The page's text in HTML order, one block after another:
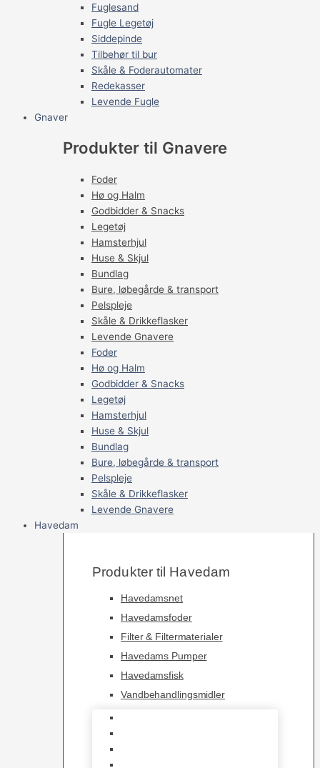
Fuglesand
Fugle Legetøj
Siddepinde
Tilbehør til bur
Skåle & Foderautomater
Redekasser
Levende Fugle
Gnaver
Produkter til Gnavere
Foder
Hø og Halm
Godbidder & Snacks
Legetøj
Hamsterhjul
Huse & Skjul
Bundlag
Bure, løbegårde & transport
Pelspleje
Skåle & Drikkeflasker
Levende Gnavere
Foder
Hø og Halm
Godbidder & Snacks
Legetøj
Hamsterhjul
Huse & Skjul
Bundlag
Bure, løbegårde & transport
Pelspleje
Skåle & Drikkeflasker
Levende Gnavere
Havedam
Produkter til Havedam
Havedamsnet
Havedamsfoder
Filter & Filtermaterialer
Havedams Pumper
Havedamsfisk
Vandbehandlingsmidler